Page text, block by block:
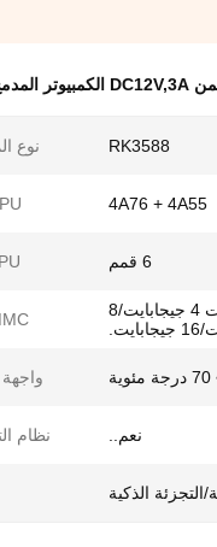
RK3588 نوع
4A76 + 4A55
6 قمم
LPDDR4، مع خيارات 4 جيجابايت/8
واجهة PCB:
نعم.. نظام
التجزئة الذكية